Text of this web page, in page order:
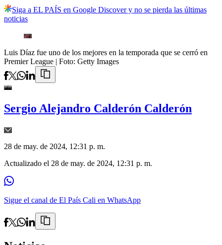
Siga a EL PAÍS en Google Discover y no se pierda las últimas
noticias
Luis Díaz fue uno de los mejores en la temporada que se cerró en
Premier League | Foto: Getty Images
Sergio Alejandro Calderón Calderón
28 de may. de 2024, 12:31 p. m.
Actualizado el 28 de may. de 2024, 12:31 p. m.
Sigue el canal de El País Cali en WhatsApp